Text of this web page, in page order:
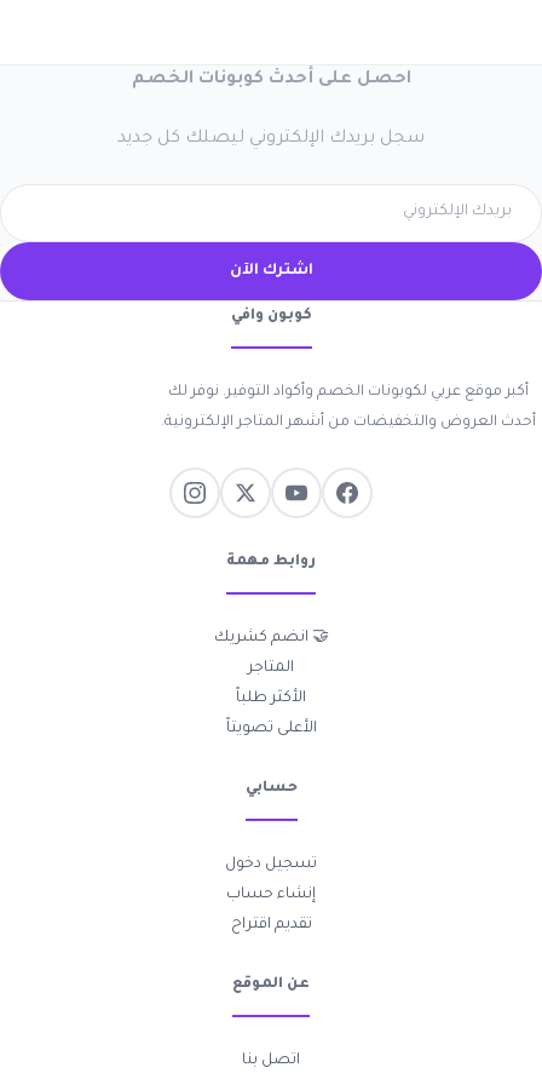
احصل على أحدث كوبونات الخصم
سجل بريدك الإلكتروني ليصلك كل جديد
اشترك الآن
كوبون وافي
أكبر موقع عربي لكوبونات الخصم وأكواد التوفير. نوفر لك
أحدث العروض والتخفيضات من أشهر المتاجر الإلكترونية.
روابط مهمة
🤝 انضم كشريك
المتاجر
الأكثر طلباً
الأعلى تصويتاً
حسابي
تسجيل دخول
إنشاء حساب
تقديم اقتراح
عن الموقع
اتصل بنا